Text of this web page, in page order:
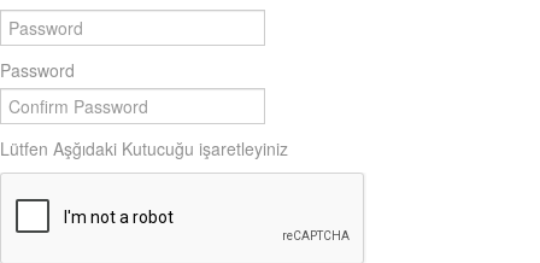
Password
Lütfen Aşğıdaki Kutucuğu işaretleyiniz